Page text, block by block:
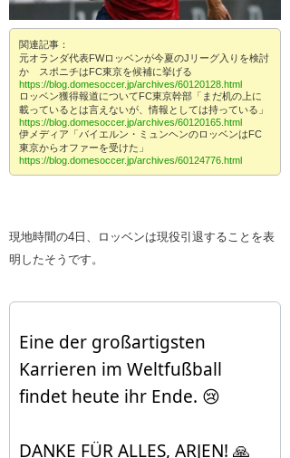
関連記事：
元オランダ代表FWロッベンが今夏のJリーグ入りを検討
か スポニチはFC東京を候補に挙げる
https://blog.domesoccer.jp/archives/60120128.html
ロッベン獲得報道についてFC東京幹部「まだ机の上に
載っているとは言えないが、情報としては持っている」
https://blog.domesoccer.jp/archives/60120165.html
伊メディア「バイエルン・ミュンヘンのロッベンはFC
東京からオファーを受けた」
https://blog.domesoccer.jp/archives/60124776.html
現地時間の4日、ロッベンは現役引退することを表
明したそうです。
Eine der großartigsten
Karrieren im Weltfußball
findet heute ihr Ende. 😢
DANKE FÜR ALLES, ARJEN! 🙏